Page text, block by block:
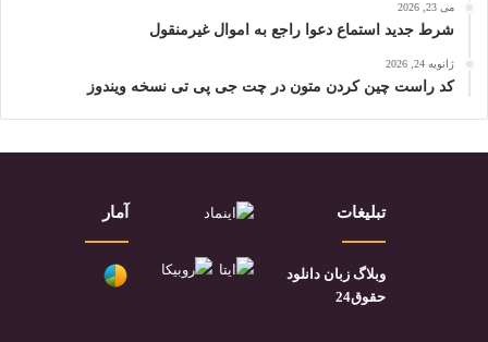
می 23, 2026
شرط جدید استماع دعوا راجع به اموال غیرمنقول
ژانویه 24, 2026
کد راست چین کردن متون در چت جی پی تی نسخه ویندوز
تبلیغات
وبلاگ زبان دانلود
حقوق24
آمار